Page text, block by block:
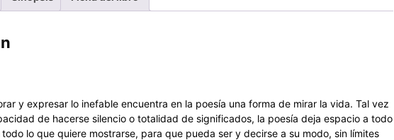
y expresar lo inefable encuentra en la poesía una forma de mirar la vida. Tal vez
de hacerse silencio o totalidad de significados, la poesía deja espacio a todo
lo que quiere mostrarse, para que pueda ser y decirse a su modo, sin límites